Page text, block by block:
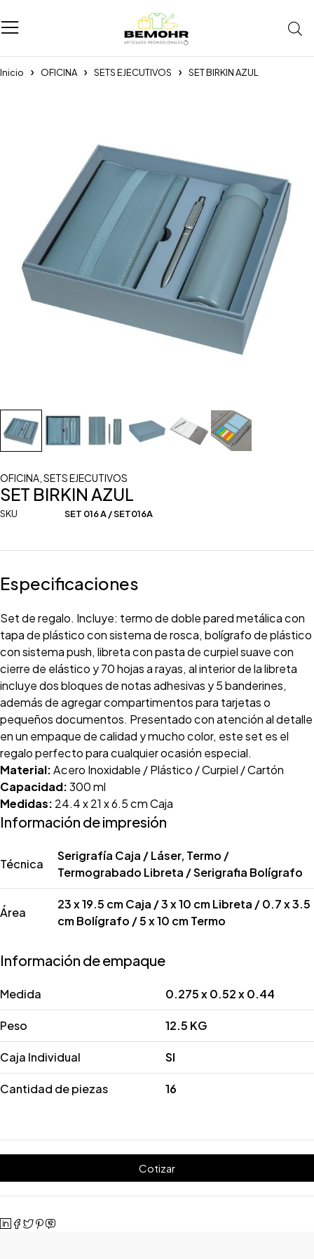
Inicio OFICINA SETS EJECUTIVOS SET BIRKIN AZUL
OFICINA SETS EJECUTIVOS
SET BIRKIN AZUL
SKU SET 016 A / SET016A
Especificaciones
Set de regalo. Incluye: termo de doble pared metálica con
tapa de plástico con sistema de rosca, bolígrafo de plástico
con sistema push, libreta con pasta de curpiel suave con
cierre de elástico y 70 hojas a rayas, al interior de la libreta
incluye dos bloques de notas adhesivas y 5 banderines,
además de agregar compartimentos para tarjetas o
pequeños documentos. Presentado con atención al detalle
en un empaque de calidad y mucho color, este set es el
regalo perfecto para cualquier ocasión especial.
Material:Acero Inoxidable / Plástico / Curpiel / Cartón
Capacidad:300 ml
Medidas: 24.4 x 21 x 6.5 cm Caja
Información de impresión
Técnica
Serigrafía Caja / Láser, Termo /
Termograbado Libreta / Serigrafia Bolígrafo
Área
23 x 19.5 cm Caja / 3 x 10 cm Libreta / 0.7 x 3.5
cm Bolígrafo / 5 x 10 cm Termo
Información de empaque
Medida 0.275 x 0.52 x 0.44
Peso 12.5 KG
Caja Individual SI
Cantidad de piezas 16
Cotizar